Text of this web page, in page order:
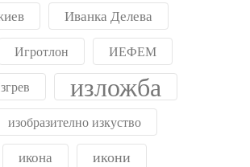
Иванка Делева
Игротлон ИЕФЕМ
изложба
изобразително изкуство
икона икони